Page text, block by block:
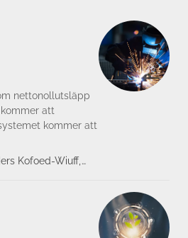
nettonollutsläpp
att
kommer att
Kofoed-Wiuff,